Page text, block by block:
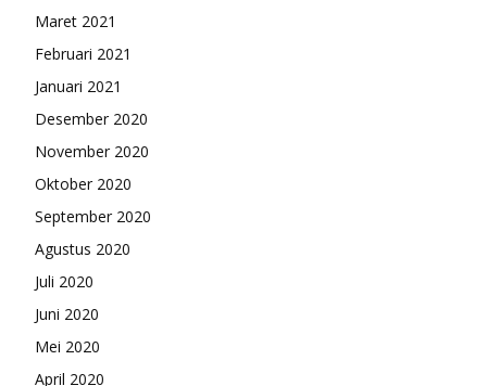
Maret 2021
Februari 2021
Januari 2021
Desember 2020
November 2020
Oktober 2020
September 2020
Agustus 2020
Juli 2020
Juni 2020
Mei 2020
April 2020